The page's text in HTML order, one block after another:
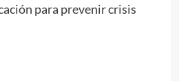
para prevenir crisis